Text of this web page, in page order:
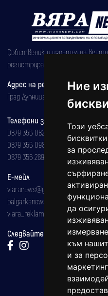
Ние
Този
за
да
към
и за
Собственик и издател на
регистрирана на 08.05.2002
Адрес на редакцията
Град Дупница, ул.''Христо Ботев" 43
Телефони за реклама и
0879 356 082
0879 356 098
0879 356 289
Е-мейл
viaranews@gmail.com
balgarkanews@gmail.com
viara_reklama@mail.bg
Следвайте ни: